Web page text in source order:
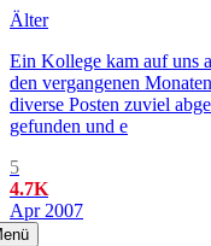
Älter
Ein Kollege kam auf uns
den vergangenen
diverse Posten zuviel
gefunden und e
5
4.7K
Apr 2007